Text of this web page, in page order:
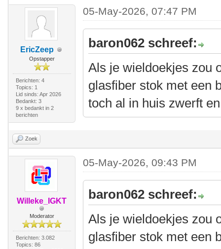
EricZeep
Opstapper
Berichten: 4
Topics: 1
Lid sinds: Apr 2026
Bedankt: 3
9 x bedankt in 2
berichten
05-May-2026, 07:47 PM
baron062 schreef:
Als je wieldoekjes zou
glasfiber stok met een
toch al in huis zwerft
Zoek
Willeke_IGKT
Moderator
Berichten: 3.082
Topics: 86
05-May-2026, 09:43 PM
baron062 schreef:
Als je wieldoekjes zou
glasfiber stok met een